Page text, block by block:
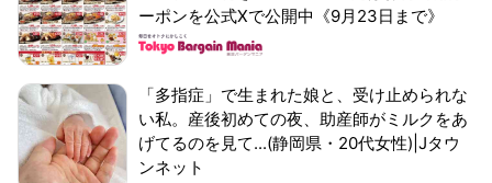
ーポンを公式Xで公開中《9月23日まで》
「多指症」で生まれた娘と、受け止められな
い私。産後初めての夜、助産師がミルクをあ
げてるのを見て...(静岡県・20代女性)|Jタウ
ンネット